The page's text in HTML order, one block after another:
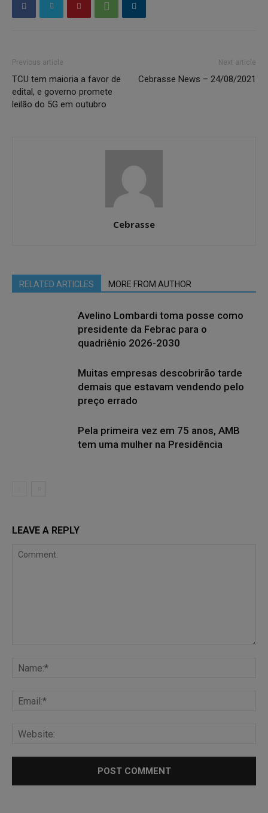
Previous article
TCU tem maioria a favor de
edital, e governo promete
leilão do 5G em outubro
Next article
Cebrasse News – 24/08/2021
Cebrasse
RELATED ARTICLES MORE FROM AUTHOR
Avelino Lombardi toma posse como
presidente da Febrac para o
quadriênio 2026-2030
Muitas empresas descobrirão tarde
demais que estavam vendendo pelo
preço errado
Pela primeira vez em 75 anos, AMB
tem uma mulher na Presidência
LEAVE A REPLY